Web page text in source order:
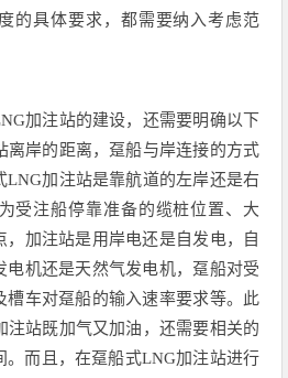
的具体要求，都需要纳入考虑范
加注站的建设，还需要明确以下
离岸的距离，趸船与岸连接的方式
LNG加注站是靠航道的左岸还是右
受注船停靠准备的缆桩位置、大
加注站是用岸电还是自发电，自
电机还是天然气发电机，趸船对受
槽车对趸船的输入速率要求等。此
注站既加气又加油，还需要相关的
。而且，在趸船式LNG加注站进行